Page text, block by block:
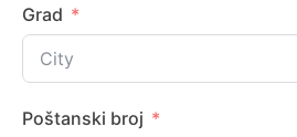
Grad
Poštanski broj